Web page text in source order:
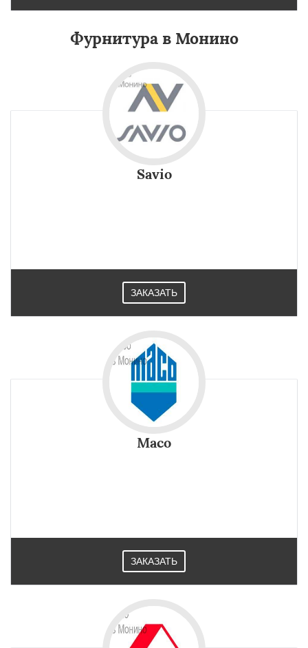
Фурнитура в Монино
Savio
ЗАКАЗАТЬ
Maco
ЗАКАЗАТЬ